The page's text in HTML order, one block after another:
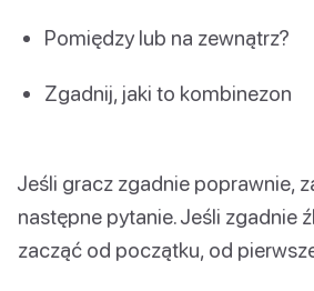
Pomiędzy lub na zewnątrz?
Zgadnij, jaki to kombinezon
Jeśli gracz zgadnie poprawnie,
następne pytanie. Jeśli zgadnie
zacząć od początku, od